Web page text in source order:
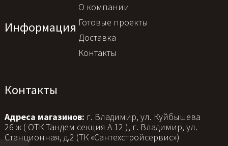
Информация
О компании
Готовые проекты
Доставка
Контакты
Контакты
Адреса магазинов: г. Владимир, ул. Куйбышева
26 ж ( ОТК Тандем секция А 12 ), г. Владимир, ул.
Станционная, д.2 (ТК «Сантехстройсервис»)